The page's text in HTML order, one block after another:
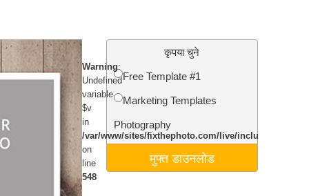
फोटो स्टोर स्टेशन सर्विसेज
कृपया चुने
Free Template #1
Marketing Templates
Photography
मुफ्त डाउनलोड
Warning:
Undefined
variable
$v
in
/var/www/sites/fixthephoto.com/live/includes/
on
line
548